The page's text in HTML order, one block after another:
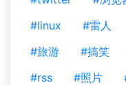
#linux
#雷人
#旅游
#搞笑
#rss
#照片